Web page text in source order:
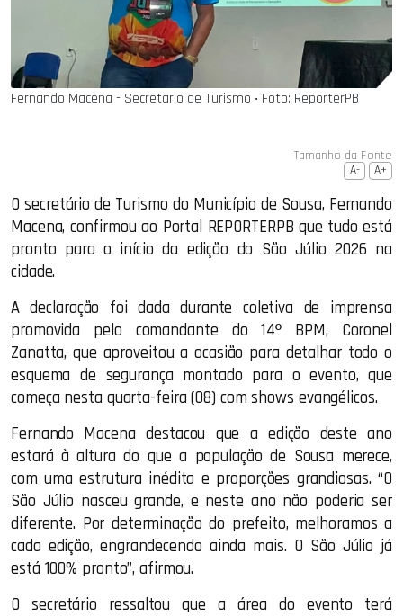
Fernando Macena - Secretario de Turismo ‧ Foto: ReporterPB
Tamanho da Fonte
A- A+
O secretário de Turismo do Município de Sousa, Fernando
Macena, confirmou ao Portal REPORTERPB que tudo está
pronto para o início da edição do São Júlio 2026 na
cidade.
A declaração foi dada durante coletiva de imprensa
promovida pelo comandante do 14º BPM, Coronel
Zanatta, que aproveitou a ocasião para detalhar todo o
esquema de segurança montado para o evento, que
começa nesta quarta-feira (08) com shows evangélicos.
Fernando Macena destacou que a edição deste ano
estará à altura do que a população de Sousa merece,
com uma estrutura inédita e proporções grandiosas. “O
São Júlio nasceu grande, e neste ano não poderia ser
diferente. Por determinação do prefeito, melhoramos a
cada edição, engrandecendo ainda mais. O São Júlio já
está 100% pronto”, afirmou.
O secretário ressaltou que a área do evento terá